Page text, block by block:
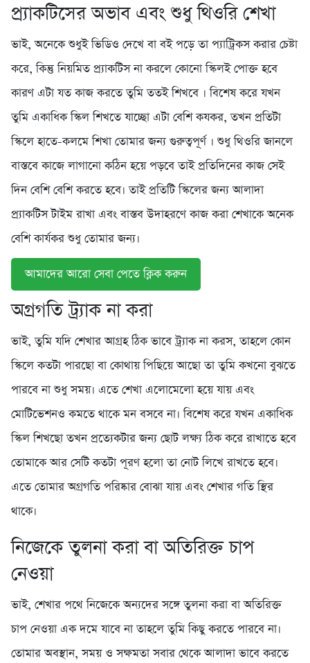
প্র্যাকটিসের অভাব এবং শুধু থিওরি শেখা
ভাই, অনেকে শুধুই ভিডিও দেখে বা বই পড়ে তা প্যাট্রিকস করার চেষ্টা
করে, কিন্তু নিয়মিত প্র্যাকটিস না করলে কোনো স্কিলই পোক্ত হবে
কারণ এটা যত কাজ করতে তুমি ততই শিখবে । বিশেষ করে যখন
তুমি একাধিক স্কিল শিখতে যাচ্ছো এটা বেশি কযকর, তখন প্রতিটা
স্কিলে হাতে-কলমে শিখা তোমার জন্য গুরুত্বপূর্ণ । শুধু থিওরি জানলে
বাস্তবে কাজে লাগানো কঠিন হয়ে পড়বে তাই প্রতিদিনের কাজ সেই
দিন বেশি বেশি করতে হবে। তাই প্রতিটি স্কিলের জন্য আলাদা
প্র্যাকটিস টাইম রাখা এবং বাস্তব উদাহরণে কাজ করা শেখাকে অনেক
বেশি কার্যকর শুধু তোমার জন্য।
আমাদের আরো সেবা পেতে ক্লিক করুন
অগ্রগতি ট্র্যাক না করা
ভাই, তুমি যদি শেখার আগ্রহ ঠিক ভাবে ট্র্যাক না করস, তাহলে কোন
স্কিলে কতটা পারছো বা কোথায় পিছিয়ে আছো তা তুমি কখনো বুঝতে
পারবে না শুধু সময়। এতে শেখা এলোমেলো হয়ে যায় এবং
মোটিভেশনও কমতে থাকে মন বসবে না। বিশেষ করে যখন একাধিক
স্কিল শিখছো তখন প্রত্যেকটার জন্য ছোট লক্ষ্য ঠিক করে রাখাতে হবে
তোমাকে আর সেটি কতটা পূরণ হলো তা নোট লিখে রাখতে হবে।
এতে তোমার অগ্রগতি পরিষ্কার বোঝা যায় এবং শেখার গতি স্থির
থাকে।
নিজেকে তুলনা করা বা অতিরিক্ত চাপ
নেওয়া
ভাই, শেখার পথে নিজেকে অন্যদের সঙ্গে তুলনা করা বা অতিরিক্ত
চাপ নেওয়া এক দমে যাবে না তাহলে তুমি কিছু করতে পারবে না।
তোমার অবস্থান, সময় ও সক্ষমতা সবার থেকে আলাদা ভাবে করতে